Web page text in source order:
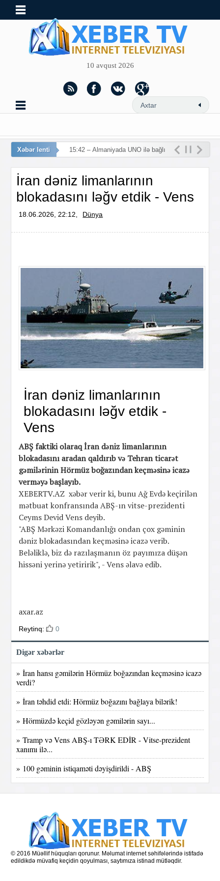
10 avqust 2026
Xəbər lenti 15:42 – Almaniyada UNO ilə bağlı
İran dəniz limanlarının
blokadasını ləğv etdik - Vens
18.06.2026, 22:12, Dünya
İran dəniz limanlarının
blokadasını ləğv etdik -
Vens
ABŞ faktiki olaraq İran dəniz limanlarının
blokadasını aradan qaldırıb və Tehran ticarət
gəmilərinin Hörmüz boğazından keçməsinə icazə
verməyə başlayıb.
XEBERTV.AZ xəbər verir ki, bunu Ağ Evdə keçirilən
mətbuat konfransında ABŞ-ın vitse-prezidenti
Ceyms Devid Vens deyib.
"ABŞ Mərkəzi Komandanlığı ondan çox gəminin
dəniz blokadasından keçməsinə icazə verib.
Beləliklə, biz də razılaşmanın öz payımıza düşən
hissəni yerinə yetiririk", - Vens əlavə edib.
axar.az
Reytinq: 0
Digər xəbərlər
» İran hansı gəmilərin Hörmüz boğazından keçməsinə icazə
verdi?
» İran təhdid etdi: Hörmüz boğazını bağlaya bilərik!
» Hörmüzdə keçid gözləyən gəmilərin sayı...
» Tramp və Vens ABŞ-ı TƏRK EDİR - Vitse-prezident
xanımı ilə...
» 100 gəminin istiqaməti dəyişdirildi - ABŞ
© 2016 Müəllif hüquqları qorunur. Məlumat internet səhifələrində istifadə
edildikdə müvafiq keçidin qoyulması, saytımıza istinad mütləqdir.